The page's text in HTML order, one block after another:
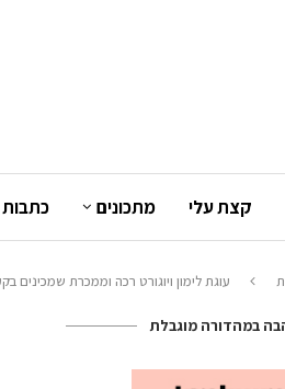
קצת עלי מתכונים כתבות
עוגת לימון ויוגורט רכה וממכרת שמכינים
במהדורה מוגבלת